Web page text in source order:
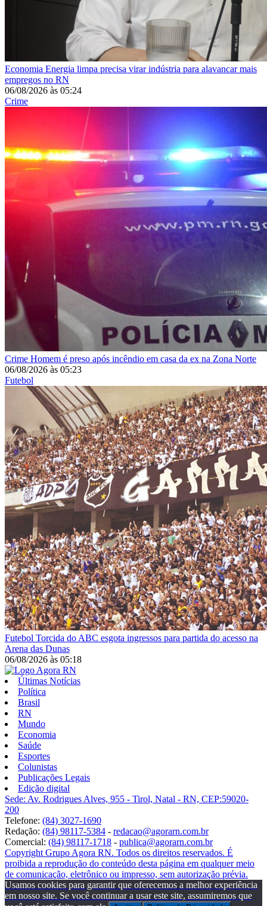
Economia Energia limpa precisa virar indústria para alavancar mais
empregos no RN
06/08/2026 às 05:24
Crime
Crime Homem é preso após incêndio em casa da ex na Zona Norte
06/08/2026 às 05:23
Futebol
Futebol Torcida do ABC esgota ingressos para partida do acesso na
Arena das Dunas
06/08/2026 às 05:18
Últimas Notícias
Política
Brasil
RN
Mundo
Economia
Saúde
Esportes
Colunistas
Publicações Legais
Edição digital
Sede: Av. Rodrigues Alves, 955 - Tirol, Natal - RN, CEP:59020-
200
Telefone: (84) 3027-1690
Redação: (84) 98117-5384 - redacao@agorarn.com.br
Comercial: (84) 98117-1718 - publica@agorarn.com.br
Copyright Grupo Agora RN. Todos os direitos reservados. É
proibida a reprodução do conteúdo desta página em qualquer meio
de comunicação, eletrônico ou impresso, sem autorização prévia.
Usamos cookies para garantir que oferecemos a melhor experiência
em nosso site. Se você continuar a usar este site, assumiremos que